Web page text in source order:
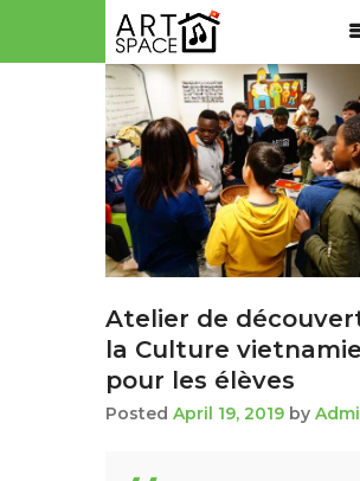
ACTUALITÉ
SÉJOURS ET STAGES
NOS ACTIVITÉS
NOTRE
Atelier de
la Culture
pour les élèves
Posted April 19, 2019 by